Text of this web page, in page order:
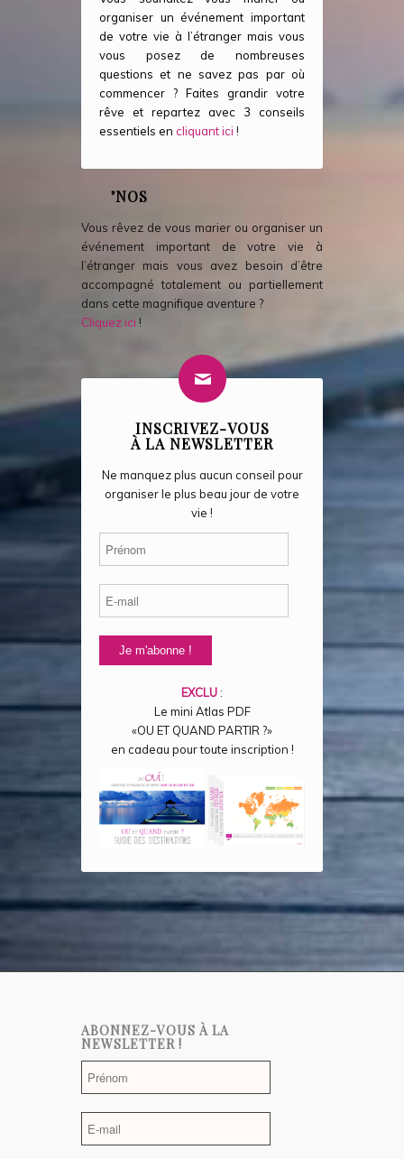
organiser un événement important
de votre vie à l’étranger mais vous
vous posez de nombreuses
questions et ne savez pas par où
commencer ? Faites grandir votre
rêve et repartez avec 3 conseils
essentiels en cliquant ici !
’NOS
Vous rêvez de vous marier ou organiser un
événement important de votre vie à
l’étranger mais vous avez besoin d’être
accompagné totalement ou partiellement
dans cette magnifique aventure ?
Cliquez ici !
INSCRIVEZ-VOUS
À LA NEWSLETTER
Ne manquez plus aucun conseil pour
organiser le plus beau jour de votre
vie !
EXCLU:
Le mini Atlas PDF
«OU ET QUAND PARTIR ?»
en cadeau pour toute inscription !
ABONNEZ-VOUS À LA
NEWSLETTER !